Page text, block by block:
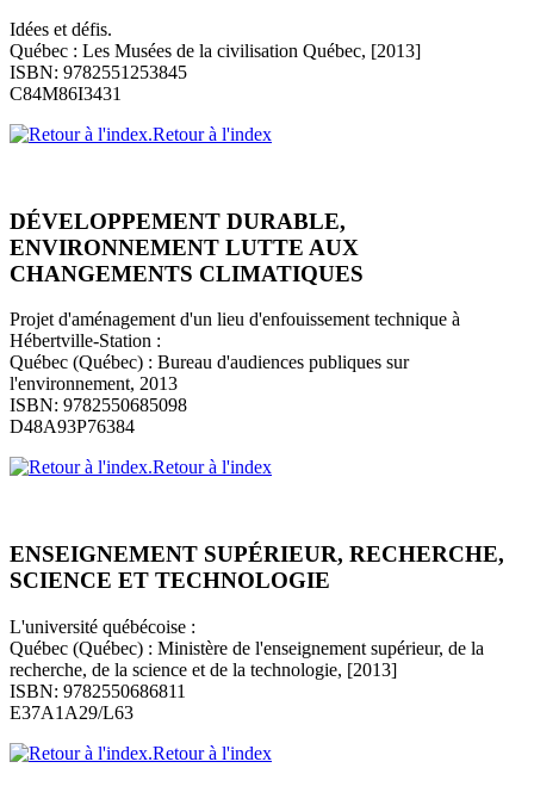
Idées et défis.
Québec : Les Musées de la civilisation Québec, [2013]
ISBN: 9782551253845
C84M86I3431
Retour à l'index
DÉVELOPPEMENT DURABLE,
ENVIRONNEMENT LUTTE AUX
CHANGEMENTS CLIMATIQUES
Projet d'aménagement d'un lieu d'enfouissement technique à
Hébertville-Station :
Québec (Québec) : Bureau d'audiences publiques sur
l'environnement, 2013
ISBN: 9782550685098
D48A93P76384
Retour à l'index
ENSEIGNEMENT SUPÉRIEUR, RECHERCHE,
SCIENCE ET TECHNOLOGIE
L'université québécoise :
Québec (Québec) : Ministère de l'enseignement supérieur, de la
recherche, de la science et de la technologie, [2013]
ISBN: 9782550686811
E37A1A29/L63
Retour à l'index